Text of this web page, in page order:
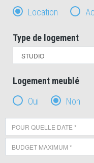
Location
Type de logement
Logement meublé
Oui
Non